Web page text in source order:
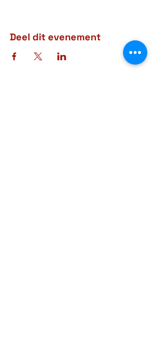
Deel dit evenement